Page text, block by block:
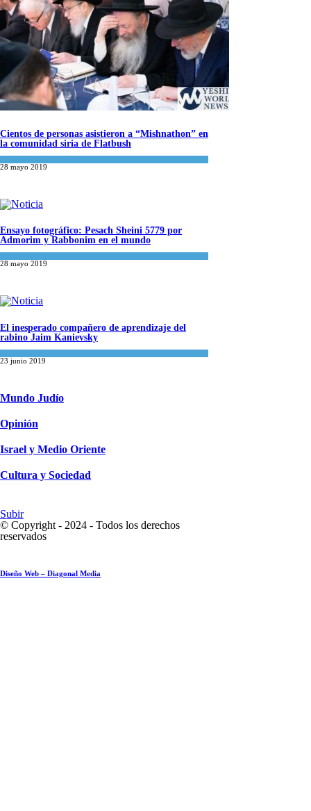
Cientos de personas asistieron a “Mishnathon” en
la comunidad siria de Flatbush
28 mayo 2019
Ensayo fotográfico: Pesach Sheini 5779 por
Admorim y Rabbonim en el mundo
28 mayo 2019
El inesperado compañero de aprendizaje del
rabino Jaim Kanievsky
23 junio 2019
Mundo Judío
Opinión
Israel y Medio Oriente
Cultura y Sociedad
Subir
© Copyright - 2024 - Todos los derechos
reservados
Diseño Web – Diagonal Media